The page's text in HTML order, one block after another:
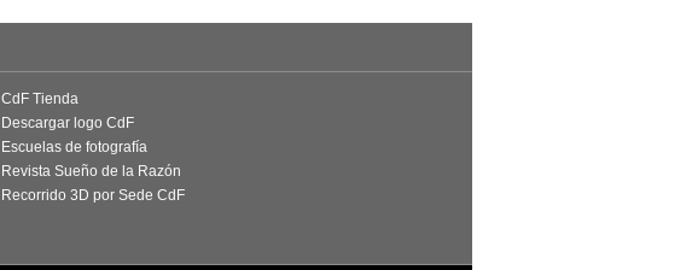
CdF Tienda
Descargar logo CdF
Escuelas de fotografía
Revista Sueño de la Razón
Recorrido 3D por Sede CdF